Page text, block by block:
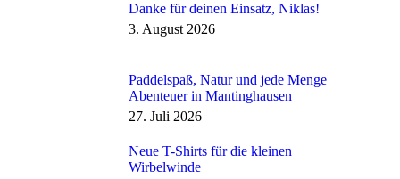
Danke für deinen Einsatz, Niklas!
3. August 2026
Paddelspaß, Natur und jede Menge
Abenteuer in Mantinghausen
27. Juli 2026
Neue T-Shirts für die kleinen
Wirbelwinde